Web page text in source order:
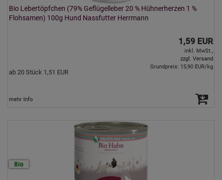
Bio Lebertöpfchen (79% Geflügelleber 20 % Hühnerherzen 1 %
Flohsamen) 100g Hund Nassfutter Herrmann
1,59 EUR
inkl. MwSt.,
zzgl. Versand
ab 20 Stück 1,51 EUR
Grundpreis: 15,90 EUR/kg
mehr Info